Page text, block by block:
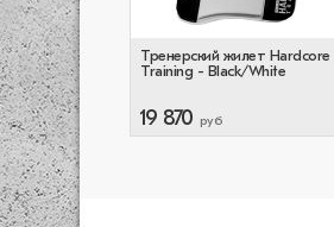
Тренерский жилет Hardcore
Training - Black/White
19 870 руб